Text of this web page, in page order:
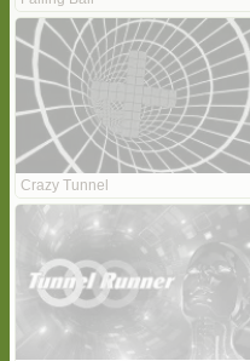
Crazy Tunnel